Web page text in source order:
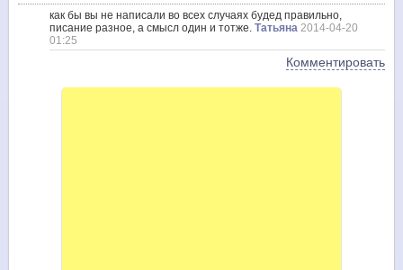
как бы вы не написали во всех случаях будед правильно,
писание разное, а смысл один и тотже. Татьяна 2014-04-20
01:25
Комментировать